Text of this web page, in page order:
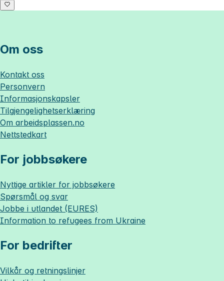
Om oss
Kontakt oss
Personvern
Informasjonskapsler
Tilgjengelighetserklæring
Om arbeidsplassen.no
Nettstedkart
For jobbsøkere
Nyttige artikler for jobbsøkere
Spørsmål og svar
Jobbe i utlandet (EURES)
Information to refugees from Ukraine
For bedrifter
Vilkår og retningslinjer